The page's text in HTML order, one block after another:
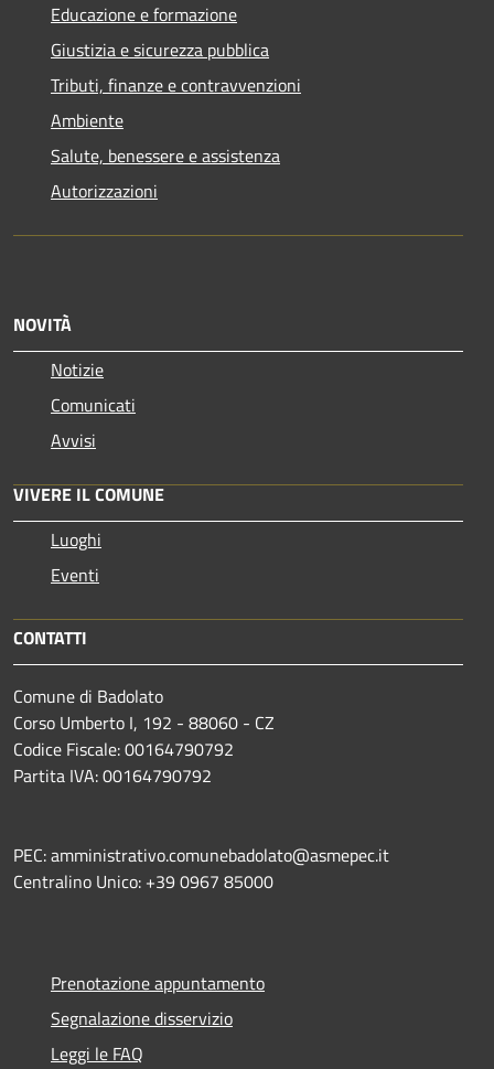
Educazione e formazione
Giustizia e sicurezza pubblica
Tributi, finanze e contravvenzioni
Ambiente
Salute, benessere e assistenza
Autorizzazioni
NOVITÀ
Notizie
Comunicati
Avvisi
VIVERE IL COMUNE
Luoghi
Eventi
CONTATTI
Comune di Badolato
Corso Umberto I, 192 - 88060 - CZ
Codice Fiscale: 00164790792
Partita IVA: 00164790792
PEC: amministrativo.comunebadolato@asmepec.it
Centralino Unico: +39 0967 85000
Prenotazione appuntamento
Segnalazione disservizio
Leggi le FAQ